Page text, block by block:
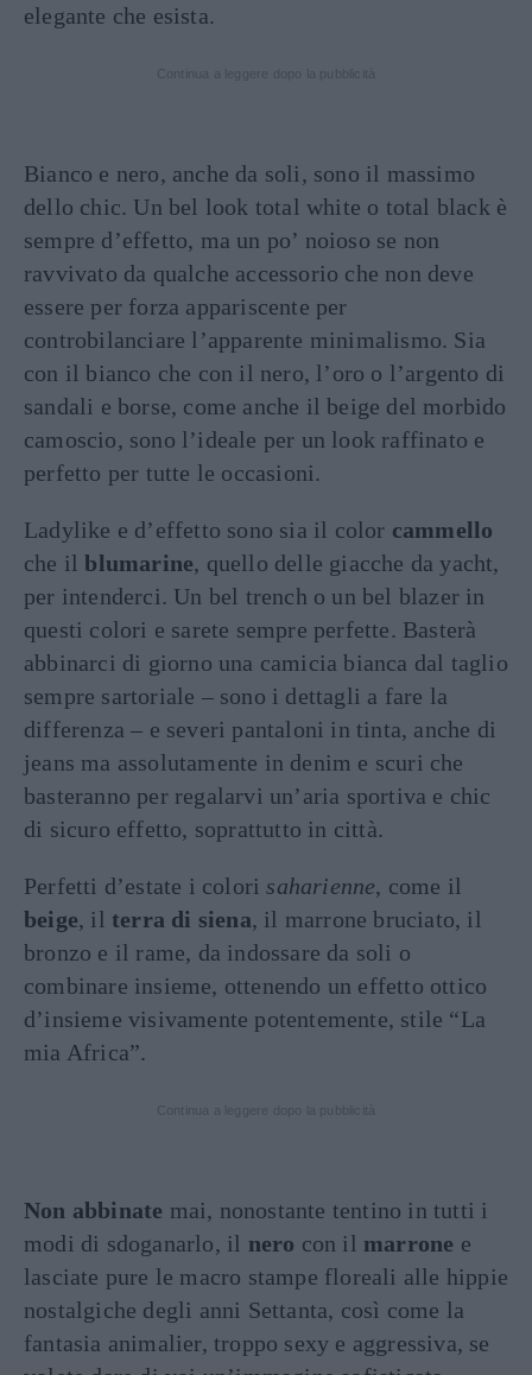
elegante che esista.
Bianco e nero, anche da soli, sono il massimo
dello chic. Un bel look total white o total black è
sempre d’effetto, ma un po’ noioso se non
ravvivato da qualche accessorio che non deve
essere per forza appariscente per
controbilanciare l’apparente minimalismo. Sia
con il bianco che con il nero, l’oro o l’argento di
sandali e borse, come anche il beige del morbido
camoscio, sono l’ideale per un look raffinato e
perfetto per tutte le occasioni.
Ladylike e d’effetto sono sia il color cammello
che ilblumarine, quello delle giacche da yacht,
per intenderci. Un bel trench o un bel blazer in
questi colori e sarete sempre perfette. Basterà
abbinarci di giorno una camicia bianca dal taglio
sempre sartoriale – sono i dettagli a fare la
differenza – e severi pantaloni in tinta, anche di
jeans ma assolutamente in denim e scuri che
basteranno per regalarvi un’aria sportiva e chic
di sicuro effetto, soprattutto in città.
Perfetti d’estate i colorisaharienne, come il
beige, il terra di siena, il marrone bruciato, il
bronzo e il rame, da indossare da soli o
combinare insieme, ottenendo un effetto ottico
d’insieme visivamente potentemente, stile “La
mia Africa”.
Non abbinate mai, nonostante tentino in tutti i
modi di sdoganarlo, il nero con il marrone e
lasciate pure le macro stampe floreali alle hippie
nostalgiche degli anni Settanta, così come la
fantasia animalier, troppo sexy e aggressiva, se